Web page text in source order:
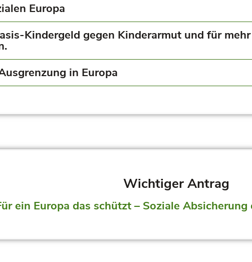
Europa
Kindergeld gegen Kinderarmut und für
in Europa
Wichtiger Antrag
ein Europa das schützt – Soziale